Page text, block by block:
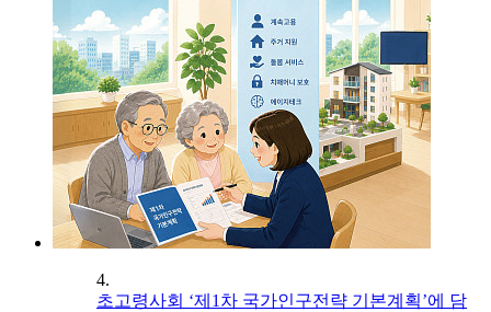
4.
초고령사회 ‘제1차 국가인구전략 기본계획’에 담